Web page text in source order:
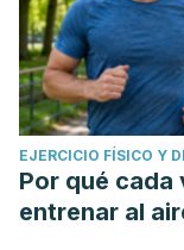
EJERCICIO FÍSICO Y
Por qué cada
entrenar al